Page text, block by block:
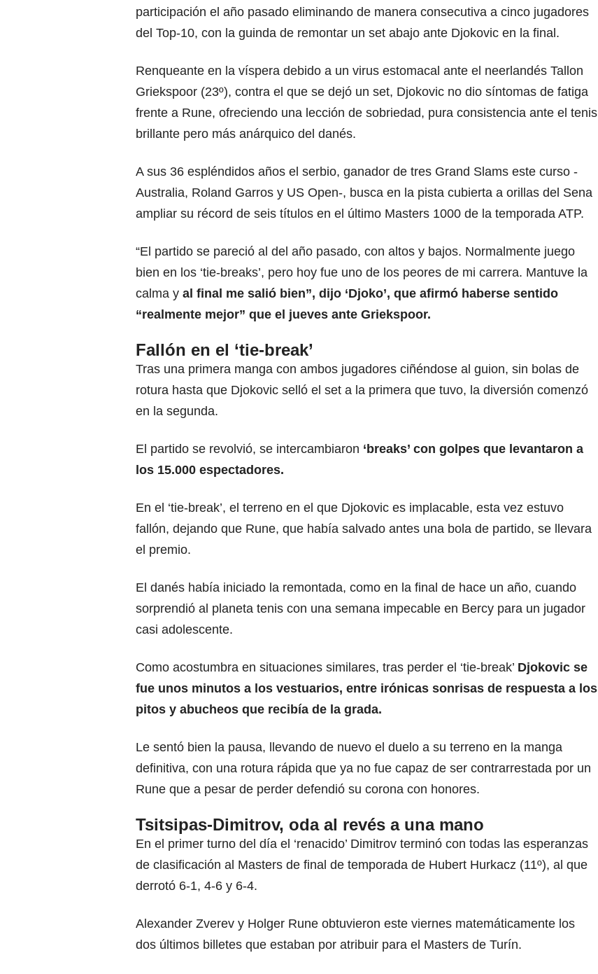
participación el año pasado eliminando de manera consecutiva a cinco jugadores
del Top-10, con la guinda de remontar un set abajo ante Djokovic en la final.
Renqueante en la víspera debido a un virus estomacal ante el neerlandés Tallon
Griekspoor (23º), contra el que se dejó un set, Djokovic no dio síntomas de fatiga
frente a Rune, ofreciendo una lección de sobriedad, pura consistencia ante el tenis
brillante pero más anárquico del danés.
A sus 36 espléndidos años el serbio, ganador de tres Grand Slams este curso -
Australia, Roland Garros y US Open-, busca en la pista cubierta a orillas del Sena
ampliar su récord de seis títulos en el último Masters 1000 de la temporada ATP.
“El partido se pareció al del año pasado, con altos y bajos. Normalmente juego
bien en los ‘tie-breaks’, pero hoy fue uno de los peores de mi carrera. Mantuve la
calma y al final me salió bien”, dijo ‘Djoko’, que afirmó haberse sentido
“realmente mejor” que el jueves ante Griekspoor.
Fallón en el ‘tie-break’
Tras una primera manga con ambos jugadores ciñéndose al guion, sin bolas de
rotura hasta que Djokovic selló el set a la primera que tuvo, la diversión comenzó
en la segunda.
El partido se revolvió, se intercambiaron ‘breaks’ con golpes que levantaron a
los 15.000 espectadores.
En el ‘tie-break’, el terreno en el que Djokovic es implacable, esta vez estuvo
fallón, dejando que Rune, que había salvado antes una bola de partido, se llevara
el premio.
El danés había iniciado la remontada, como en la final de hace un año, cuando
sorprendió al planeta tenis con una semana impecable en Bercy para un jugador
casi adolescente.
Como acostumbra en situaciones similares, tras perder el ‘tie-break’ Djokovic se
fue unos minutos a los vestuarios, entre irónicas sonrisas de respuesta a los
pitos y abucheos que recibía de la grada.
Le sentó bien la pausa, llevando de nuevo el duelo a su terreno en la manga
definitiva, con una rotura rápida que ya no fue capaz de ser contrarrestada por un
Rune que a pesar de perder defendió su corona con honores.
Tsitsipas-Dimitrov, oda al revés a una mano
En el primer turno del día el ‘renacido’ Dimitrov terminó con todas las esperanzas
de clasificación al Masters de final de temporada de Hubert Hurkacz (11º), al que
derrotó 6-1, 4-6 y 6-4.
Alexander Zverev y Holger Rune obtuvieron este viernes matemáticamente los
dos últimos billetes que estaban por atribuir para el Masters de Turín.